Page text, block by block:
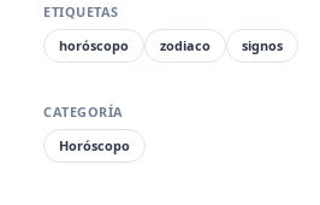
ETIQUETAS
horóscopo
zodiaco signos
CATEGORÍA
Horóscopo